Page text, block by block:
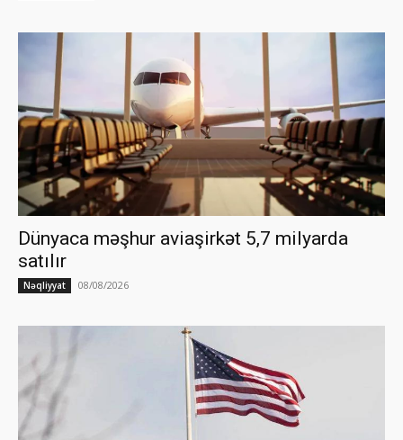
Dünyaca məşhur aviaşirkət 5,7 milyarda
satılır
Nəqliyyat 08/08/2026